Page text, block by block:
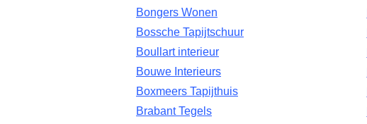
Bongers Wonen
Bossche Tapijtschuur
Boullart interieur
Bouwe Interieurs
Boxmeers Tapijthuis
Brabant Tegels